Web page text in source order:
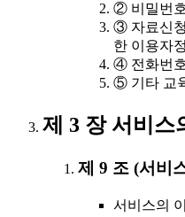
② 비밀번호
③ 자료신
한 이용자
④ 전화번
⑤ 기타 교
제 3 장 서비스
제 9 조 (서비
서비스의